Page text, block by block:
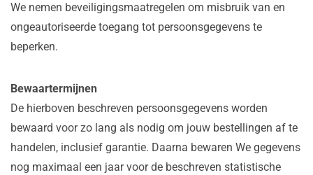
We nemen beveiligingsmaatregelen om misbruik van en
ongeautoriseerde toegang tot persoonsgegevens te
beperken.
Bewaartermijnen
De hierboven beschreven persoonsgegevens worden
bewaard voor zo lang als nodig om jouw bestellingen af te
handelen, inclusief garantie. Daarna bewaren We gegevens
nog maximaal een jaar voor de beschreven statistische